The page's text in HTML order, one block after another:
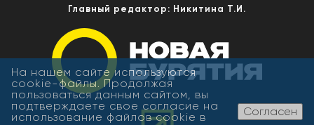
Главный редактор: Никитина Т.И.
На нашем сайте используются
cookie-файлы. Продолжая
пользоваться данным сайтом, вы
подтверждаете свое согласие на
использование файлов cookie в
Согласен